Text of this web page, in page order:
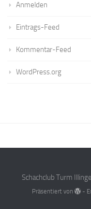
Anmelden
Eintrags-Feed
Kommentar-Feed
WordPress.org
Schachclub Turm
Präsentiert von -